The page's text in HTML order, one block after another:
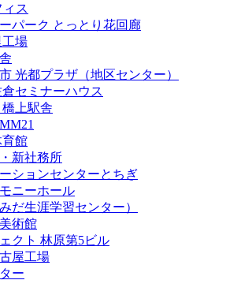
ス
パーク とっとり花回廊
場
光都プラザ（地区センター）
セミナーハウス
上駅舎
館
新社務所
ションセンターとちぎ
ニーホール
だ生涯学習センター）
術館
クト 林原第5ビル
屋工場
ー